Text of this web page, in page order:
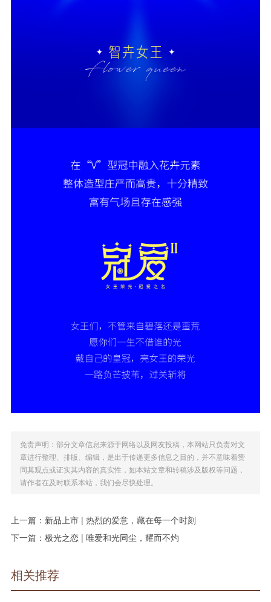
免责声明：部分文章信息来源于网络以及网友投稿，本网站只负责对文
章进行整理、排版、编辑，是出于传递更多信息之目的，并不意味着赞
同其观点或证实其内容的真实性，如本站文章和转稿涉及版权等问题，
请作者在及时联系本站，我们会尽快处理。
上一篇： 新品上市 | 热烈的爱意，藏在每一个时刻
下一篇： 极光之恋 | 唯爱和光同尘，耀而不灼
相关推荐